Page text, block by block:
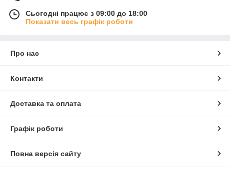
Сьогодні працює з 09:00 до 18:00
Показати весь графік роботи
Про нас
Контакти
Доставка та оплата
Графік роботи
Повна версія сайту